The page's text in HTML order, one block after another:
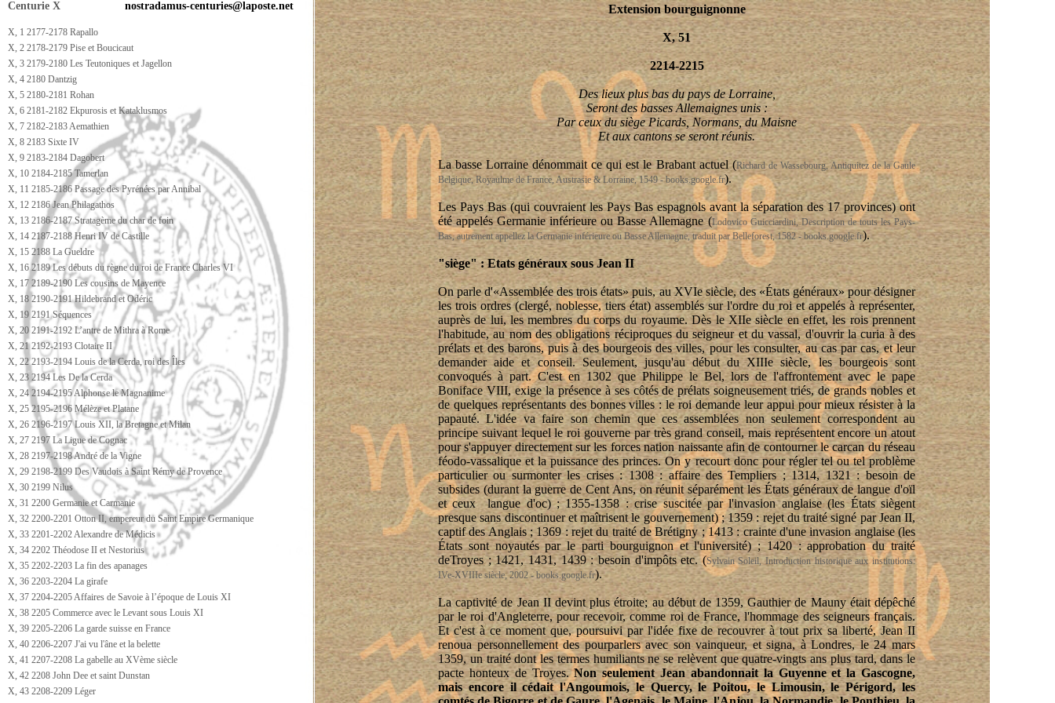
Centurie X
X, 1 2177-2178 Rapallo
X, 2 2178-2179 Pise et Boucicaut
X, 3 2179-2180 Les Teutoniques et Jagellon
X, 4 2180 Dantzig
X, 5 2180-2181 Rohan
X, 6 2181-2182 Ekpurosis et Kataklusmos
X, 7 2182-2183 Aemathien
X, 8 2183 Sixte IV
X, 9 2183-2184 Dagobert
X, 10 2184-2185 Tamerlan
X, 11 2185-2186 Passage des Pyrénées par Annibal
X, 12 2186 Jean Philagathos
X, 13 2186-2187 Stratagème du char de foin
X, 14 2187-2188 Henri IV de Castille
X, 15 2188 La Gueldre
X, 16 2189 Les débuts du règne du roi de France Charles VI
X, 17 2189-2190 Les cousins de Mayence
X, 18 2190-2191 Hildebrand et Odéric
X, 19 2191 Séquences
X, 20 2191-2192 L’antre de Mithra à Rome
X, 21 2192-2193 Clotaire II
X, 22 2193-2194 Louis de la Cerda, roi des Îles
X, 23 2194 Les De la Cerda
X, 24 2194-2195 Alphonse le Magnanime
X, 25 2195-2196 Mélèze et Platane
X, 26 2196-2197 Louis XII, la Bretagne et Milan
X, 27 2197 La Ligue de Cognac
X, 28 2197-2198 André de la Vigne
X, 29 2198-2199 Des Vaudois à Saint Rémy de Provence
X, 30 2199 Nilus
X, 31 2200 Germanie et Carmanie
X, 32 2200-2201 Otton II, empereur du Saint Empire Germanique
X, 33 2201-2202 Alexandre de Médicis
X, 34 2202 Théodose II et Nestorius
X, 35 2202-2203 La fin des apanages
X, 36 2203-2204 La girafe
X, 37 2204-2205 Affaires de Savoie à l’époque de Louis XI
X, 38 2205 Commerce avec le Levant sous Louis XI
X, 39 2205-2206 La garde suisse en France
X, 40 2206-2207 J'ai vu l'âne et la belette
X, 41 2207-2208 La gabelle au XVème siècle
X, 42 2208 John Dee et saint Dunstan
X, 43 2208-2209 Léger
Extensionbourguignonne
X, 51
2214-2215
Des lieux plus bas du pays de Lorraine,
Seront des bassesAllemaignesunis :
Par ceux du siège Picards,Normans, duMaisne
Et aux cantons se seront réunis.
La basse Lorraine dénommait ce qui est le Brabant actuel(Richard de Wassebourg, Antiquitez de la Gaule
Belgique, Royaulme de France, Austrasie & Lorraine, 1549 - books.google.fr).
Les Pays Bas (qui couvraient les Pays Bas espagnols avant la séparation des 17 provinces) ont
été appelés Germanie inférieure ou Basse Allemagne(Lodovico Guicciardini, Description de touts les Pays-
Bas, autrement appellez la Germanie inférieure ou Basse Allemagne, traduit par Belleforest, 1582 - books.google.fr).
"siège" : Etats généraux sous Jean II
On parle d'«Assemblée des trois états» puis, au XVIe siècle, des «États généraux» pour désigner
les trois ordres (clergé, noblesse, tiers état) assemblés sur l'ordre du roi et appelés à représenter,
auprès de lui, les membres du corps du royaume. Dès le XIIe siècle en effet, les rois prennent
l'habitude, au nom des obligations réciproques du seigneur et du vassal, d'ouvrir lacuriaà des
prélats et des barons, puis à des bourgeois des villes, pour les consulter, au cas par cas, et leur
demander aide et conseil. Seulement, jusqu'au début du XIIIe siècle, les bourgeois sont
convoqués à part. C'est en 1302 que Philippe le Bel, lors de l'affrontement avec le pape
Boniface VIII, exige la présence à ses côtés de prélats soigneusement triés, de grands nobles et
de quelques représentants des bonnes villes : le roi demande leur appui pour mieux résister à la
papauté. L'idée va faire son chemin que ces assemblées non seulement correspondent au
principe suivant lequel le roi gouverne par très grand conseil, mais représentent encore un atout
pour s'appuyer directement sur les forces nation naissante afin de contourner le carcan du réseau
féodo-vassalique et la puissance des princes. On y recourt donc pour régler tel ou tel problème
particulier ou surmonter les crises : 1308 : affaire des Templiers ; 1314, 1321 : besoin de
subsides (durant la guerre de Cent Ans, on réunit séparément les États généraux de langue d'oïl
et ceux
langue d'oc) ; 1355-1358 : crise suscitée par l'invasion anglaise (les États siègent
presque sans discontinuer et maîtrisent le gouvernement) ; 1359 : rejet du traité signé par Jean II,
captif des Anglais ; 1369 : rejet du traité de Brétigny ; 1413 : crainte d'une invasion anglaise (les
États sont noyautés par le parti bourguignon et l'université) ; 1420 : approbation du traité
deTroyes; 1421, 1431, 1439 : besoin d'impôts etc.(Sylvain Soleil, Introduction historique aux institutions:
IVe-XVIIIe siècle, 2002 - books.google.fr).
La captivité de Jean II devint plus étroite; au début de 1359, Gauthier de Maunyétait dépêché
par le roi d'Angleterre, pour recevoir, comme roi de France, l'hommage des seigneurs français.
Et c'est à ce moment que, poursuivi par l'idée fixe de recouvrer à tout prix sa liberté, Jean II
renoua personnellement des pourparlers avec son vainqueur, et signa, à Londres, le 24 mars
1359, un traité dont les termes humiliants ne se relèvent que quatre-vingts ans plus tard, dans le
pacte honteux de Troyes.Non seulement Jean abandonnait la Guyenne et la Gascogne,
mais encore il cédait l'Angoumois, le Quercy, le Poitou, le Limousin, le Périgord, les
nostradamus-centuries@laposte.net